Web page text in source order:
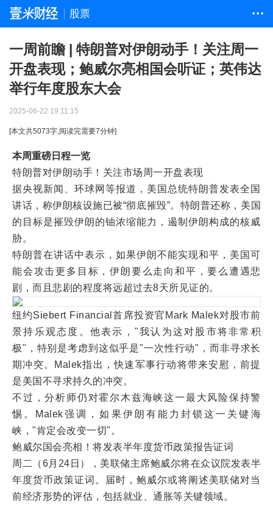
股票 • • •
一周前瞻 | 特朗普对伊朗动手！关注周一
开盘表现；鲍威尔亮相国会听证；英伟达
举行年度股东大会
2025-06-22 19:11:15
[本文共5073字,阅读完需要7分钟]
本周重磅日程一览
特朗普对伊朗动手！关注市场周一开盘表现
据央视新闻、环球网等报道，美国总统特朗普发表全国
讲话，称伊朗核设施已被“彻底摧毁”。特朗普还称，美国
的目标是摧毁伊朗的铀浓缩能力，遏制伊朗构成的核威
胁。
特朗普在讲话中表示，如果伊朗不能实现和平，美国可
能会攻击更多目标，伊朗要么走向和平，要么遭遇悲
剧，而且悲剧的程度将远超过去8天所见证的。
纽约Siebert Financial首席投资官Mark Malek对股市前
景持乐观态度。他表示，"我认为这对股市将非常积
极"，特别是考虑到这似乎是"一次性行动"，而非寻求长
期冲突。Malek指出，快速军事行动将带来安慰，前提
是美国不寻求持久的冲突。
不过，分析师仍对霍尔木兹海峡这一最大风险保持警
惕。Malek强调，如果伊朗有能力封锁这一关键海
峡，"肯定会改变一切"。
鲍威尔国会亮相！将发表半年度货币政策报告证词
周二（6月24日），美联储主席鲍威尔将在众议院发表半
年度货币政策证词。届时，鲍威尔或将阐述美联储对当
前经济形势的评估，包括就业、通胀等关键领域。